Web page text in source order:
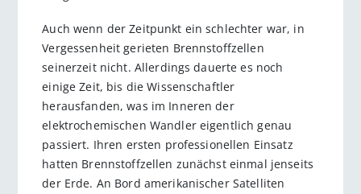
Auch wenn der Zeitpunkt ein schlechter war, in
Vergessenheit gerieten Brennstoffzellen
seinerzeit nicht. Allerdings dauerte es noch
einige Zeit, bis die Wissenschaftler
herausfanden, was im Inneren der
elektrochemischen Wandler eigentlich genau
passiert. Ihren ersten professionellen Einsatz
hatten Brennstoffzellen zunächst einmal jenseits
der Erde. An Bord amerikanischer Satelliten